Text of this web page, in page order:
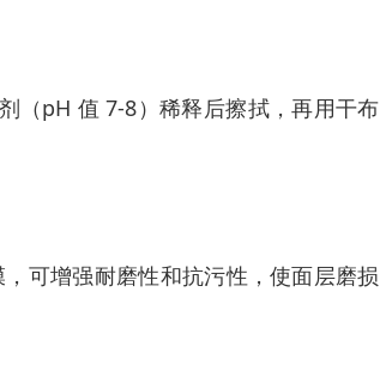
（pH 值 7-8）稀释后擦拭，再用干
可增强耐磨性和抗污性，使面层磨